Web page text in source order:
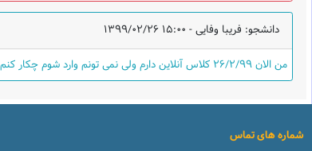
دانشجو: فریبا وفایی - 1399/02/26 15:00
من الان ۲۶/۲/۹۹ کلاس آنلاین دارم ولی نمی تونم وارد شوم چکار کنم؟؟؟؟؟؟
شماره های تماس